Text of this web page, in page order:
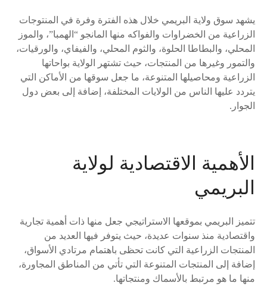
يشهد سوق ولاية البريمي خلال هذه الفترة وفرة في المنتوجات
الزراعية من الخضراوات والفواكه منها المانجو “الهمبا”، والموز
المحلي، والبطاطا الحلوة، والثوم المحلي، والفيفاي، والورقيات،
والتمور وغيرها من المنتجات، حيث تشتهر الولاية بواحاتها
الزراعية ومحاصيلها المتنوعة، ما جعل سوقها من الأماكن التي
يتردد عليها الناس من الولايات المختلفة، إضافة إلى بعض دول
الجوار.
الأهمية الاقتصادية لولاية
البريمي
تتميز البريمي بموقعها الاستراتيجي جعل منها ذات أهمية تجارية
واقتصادية منذ سنوات عديدة، حيث يتوفر فيها العديد من
المنتجات الزراعية التي كانت تحظى باهتمام مرتادي الأسواق،
إضافة إلى المنتجات المتنوعة التي تأتي من المناطق المجاورة،
منها ما هو مرتبط بالأسماك ومنتجاتها.